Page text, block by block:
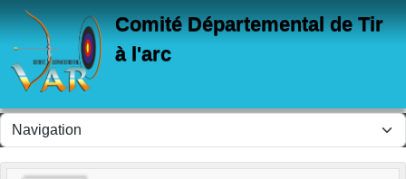
Comité Départemental de Tir
à l'arc
Panneau de gestion des cookies